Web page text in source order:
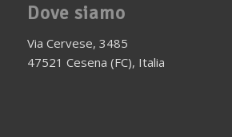
Dove siamo
Via Cervese, 3485
47521 Cesena (FC), Italia